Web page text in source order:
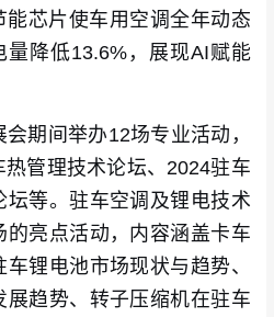
芯片使车用空调全年动态
量降低13.6%，展现AI赋能
会期间举办12场专业活动，
管理技术论坛、2024驻车
坛等。驻车空调及锂电技术
的亮点活动，内容涵盖卡车
锂电池市场现状与趋势、
趋势、转子压缩机在驻车